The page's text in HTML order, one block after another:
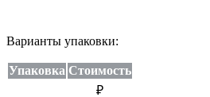
Варианты упаковки:
Упаковка Стоимость
₽